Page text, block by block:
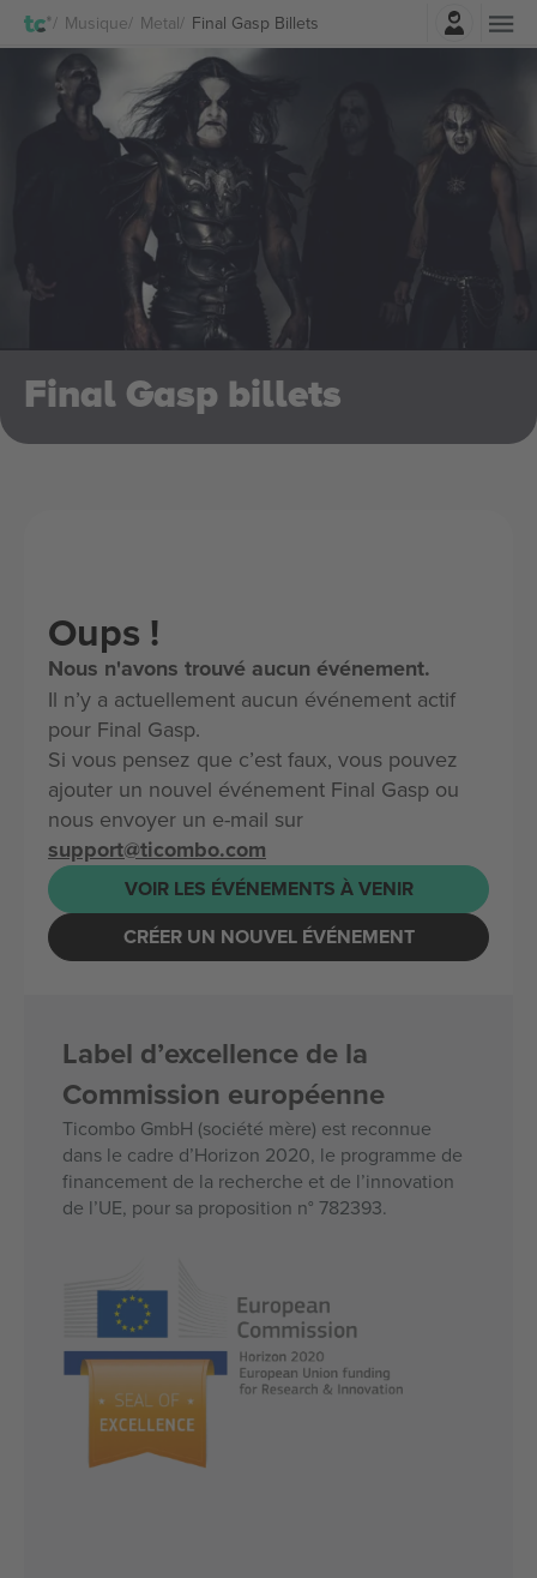
Musique Metal Final Gasp BilletsConnexion
Final Gasp billets
Oups !
Nous n'avons trouvé aucun événement.
Il n’y a actuellement aucun événement actif
pour Final Gasp.
Si vous pensez que c’est faux, vous pouvez
ajouter un nouvel événement Final Gasp ou
nous envoyer un e-mail sur
support@ticombo.com
VOIR LES ÉVÉNEMENTS À VENIR
CRÉER UN NOUVEL ÉVÉNEMENT
Label d’excellence de la
Commission européenne
Ticombo GmbH (société mère) est reconnue
dans le cadre d’Horizon 2020, le programme de
financement de la recherche et de l’innovation
de l’UE, pour sa proposition n° 782393.